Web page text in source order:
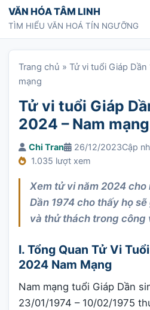
Chuyển tới nội dung
VĂN HÓA TÂM LINH
TÌM HIỂU VĂN HOÁ TÍN NGƯỠNG
Trang chủ » Tử vi tuổi Giáp Dần
mạng
Tử vi tuổi Giáp
2024 – Nam mạng
Chi Tran 26/12/2023Cập
1.035 lượt xem
Xem tử vi năm 2024 cho
Dần 1974 cho thấy họ
và thử thách trong công
I. Tổng Quan Tử Vi
2024 Nam Mạng
Nam mạng tuổi Giáp Dần
23/01/1974 – 10/02/1975